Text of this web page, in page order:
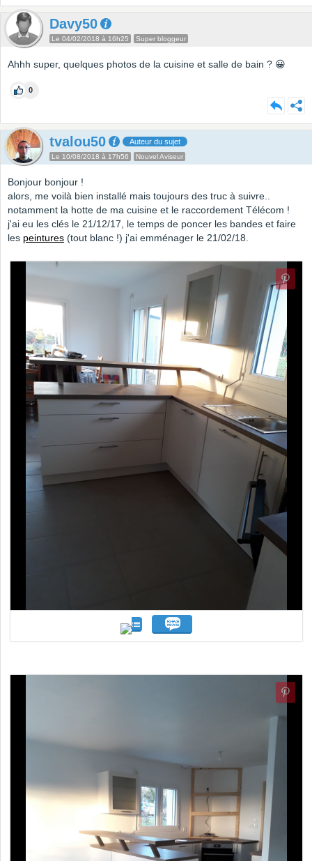
Davy50
Le 04/02/2018 à 16h25 Super bloggeur
Ahhh super, quelques photos de la cuisine et salle de bain ? 😀
0
tvalou50 Auteur du sujet
Le 10/08/2018 à 17h56 Nouvel Aviseur
Bonjour bonjour !
alors, me voilà bien installé mais toujours des truc à suivre..
notamment la hotte de ma cuisine et le raccordement Télécom !
j'ai eu les clés le 21/12/17, le temps de poncer les bandes et faire
les peintures (tout blanc !) j'ai emménager le 21/02/18.